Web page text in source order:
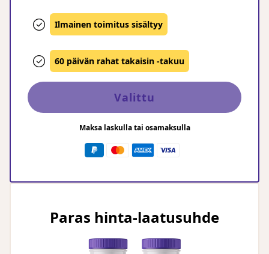
Ilmainen toimitus sisältyy
60 päivän rahat takaisin -takuu
Valittu
Maksa laskulla tai osamaksulla
Paras hinta-laatusuhde